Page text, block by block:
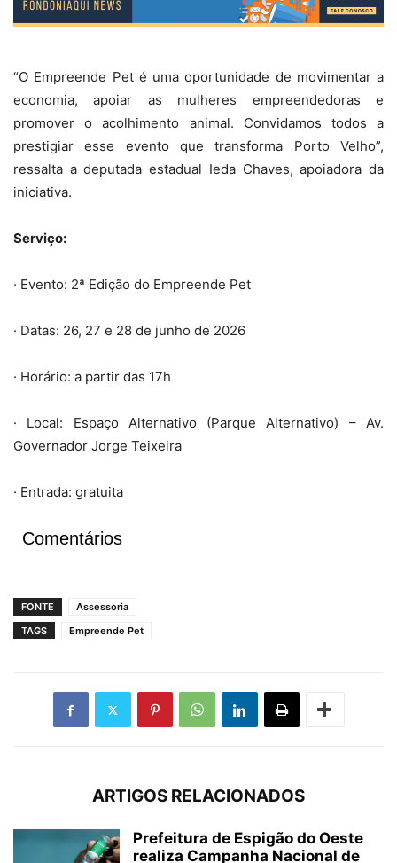
“O Empreende Pet é uma oportunidade de movimentar a
economia, apoiar as mulheres empreendedoras e
promover o acolhimento animal. Convidamos todos a
prestigiar esse evento que transforma Porto Velho”,
ressalta a deputada estadual Ieda Chaves, apoiadora da
iniciativa.
Serviço:
· Evento: 2ª Edição do Empreende Pet
· Datas: 26, 27 e 28 de junho de 2026
· Horário: a partir das 17h
· Local: Espaço Alternativo (Parque Alternativo) – Av.
Governador Jorge Teixeira
· Entrada: gratuita
Comentários
FONTE
Assessoria
TAGS
Empreende Pet
ARTIGOS RELACIONADOS
Prefeitura de Espigão do Oeste
realiza Campanha Nacional de